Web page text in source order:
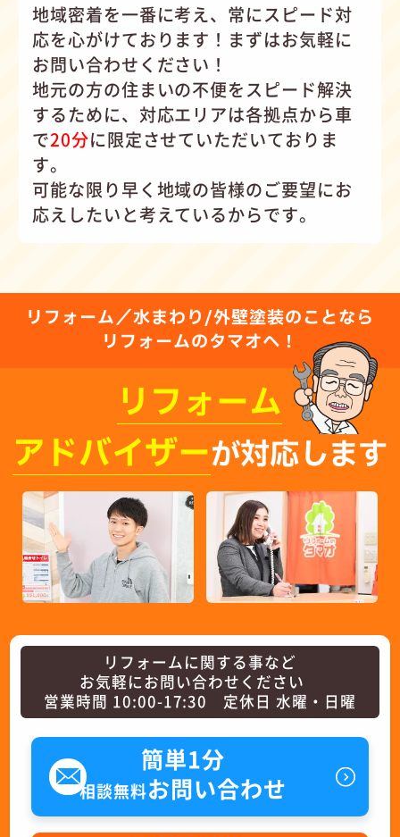
地域密着を一番に考え、常にスピード対
応を心がけております！まずはお気軽に
お問い合わせください！
地元の方の住まいの不便をスピード解決
するために、対応エリアは各拠点から車
で20分に限定させていただいておりま
す。
可能な限り早く地域の皆様のご要望にお
応えしたいと考えているからです。
リフォーム／水まわり/外壁塗装のことなら
リフォームのタマオへ！
リフォーム
アドバイザーが対応します
リフォームに関する事など
お気軽にお問い合わせください
営業時間 10:00-17:30 定休日 水曜・日曜
簡単1分
相談無料お問い合わせ